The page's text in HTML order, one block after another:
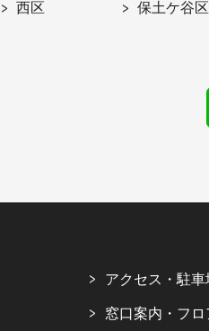
西区 保土ケ谷区
アクセス・駐車
窓口案内・フ